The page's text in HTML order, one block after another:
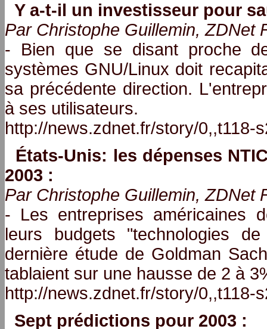
Y a-t-il un investisseur pour
Par Christophe Guillemin, ZDNet
- Bien que se disant proche
systèmes GNU/Linux doit
sa précédente direction.
à ses utilisateurs.
http://news.zdnet.fr/story/0,,t118-
États-Unis: les dépenses
2003 :
Par Christophe Guillemin, ZDNet
- Les entreprises américaines
leurs budgets "technologies
dernière étude de Goldman
tablaient sur une hausse de 2 à
http://news.zdnet.fr/story/0,,t118-
Sept prédictions pour 2003 :